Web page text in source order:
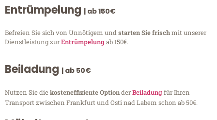
Entrümpelung | ab 150€
Befreien Sie sich von Unnötigem undstarten Sie frischmit unserer
Dienstleistung zurEntrümpelungab 150€.
Beiladung | ab 50€
Nutzen Sie diekosteneffiziente OptionderBeiladungfür Ihren
Transport zwischen Frankfurt und Osti nad Labem schon ab 50€.